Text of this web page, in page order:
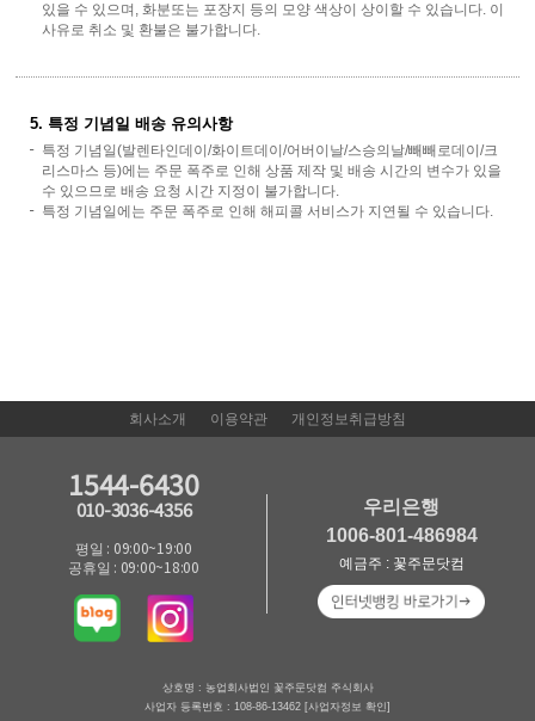
있을 수 있으며, 화분또는 포장지 등의 모양 색상이 상이할 수 있습니다. 이
사유로 취소 및 환불은 불가합니다.
5. 특정 기념일 배송 유의사항
특정 기념일(발렌타인데이/화이트데이/어버이날/스승의날/빼빼로데이/크
리스마스 등)에는 주문 폭주로 인해 상품 제작 및 배송 시간의 변수가 있을
수 있으므로 배송 요청 시간 지정이 불가합니다.
특정 기념일에는 주문 폭주로 인해 해피콜 서비스가 지연될 수 있습니다.
회사소개 이용약관 개인정보취급방침
1544-6430
010-3036-4356
평일 : 09:00~19:00
공휴일 : 09:00~18:00
우리은행
1006-801-486984
예금주 : 꽃주문닷컴
상호명 : 농업회사법인 꽃주문닷컴 주식회사
사업자 등록번호 : 108-86-13462 [사업자정보 확인]